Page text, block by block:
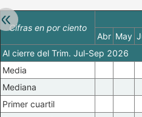
Retroceder:
Cifras en por ciento
Abr May
Al cierre del Trim. Jul-Sep 2026
Media
Mediana
Primer cuartil